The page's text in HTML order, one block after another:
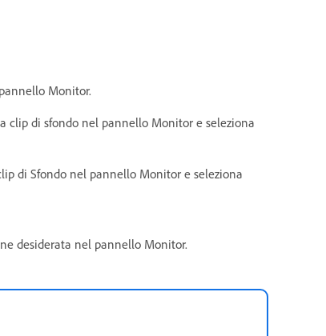
Monitor.
clip di sfondo nel pannello Monitor e seleziona
di Sfondo nel pannello Monitor e seleziona
desiderata nel pannello Monitor.